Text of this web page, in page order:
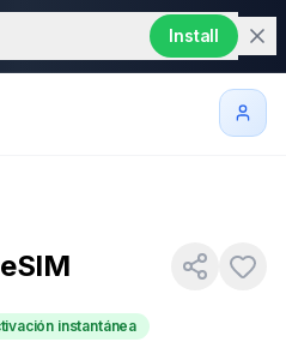
Install
instantánea